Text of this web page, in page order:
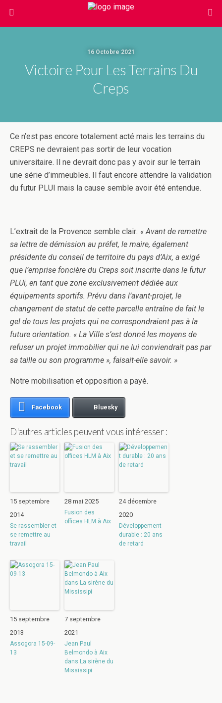
16 Octobre 2021
Victoire Pour Les Terrains Du
Creps
Ce n’est pas encore totalement acté mais les terrains du
CREPS ne devraient pas sortir de leur vocation
universitaire. Il ne devrait donc pas y avoir sur le terrain
une série d’immeubles. Il faut encore attendre la validation
du futur PLUI mais la cause semble avoir été entendue.
L’extrait de la Provence semble clair. « Avant de remettre
sa lettre de démission au préfet, le maire, également
présidente du conseil de territoire du pays d’Aix, a exigé
que l’emprise foncière du Creps soit inscrite dans le futur
PLUi, en tant que zone exclusivement dédiée aux
équipements sportifs. Prévu dans l’avant-projet, le
changement de statut de cette parcelle entraîne de fait le
gel de tous les projets qui ne correspondraient pas à la
future orientation. « La Ville s’est donné les moyens de
refuser un projet immobilier qui ne lui conviendrait pas par
sa taille ou son programme », faisait-elle savoir. »
Notre mobilisation et opposition a payé.
Facebook Bluesky
D'autres articles peuvent vous intéresser :
15 septembre
2014
Se rassembler et
se remettre au
travail
28 mai 2025
Fusion des
offices HLM à Aix
24 décembre
2020
Développement
durable : 20 ans
de retard
15 septembre
2013
Assogora 15-09-
13
7 septembre
2021
Jean Paul
Belmondo à Aix
dans La sirène du
Mississipi